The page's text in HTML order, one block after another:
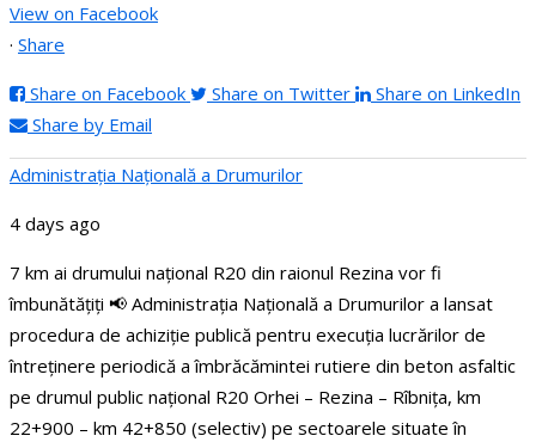
View on Facebook
· Share
Share on Facebook Share on Twitter
Share on LinkedIn
Share by Email
Administraţia Națională a Drumurilor
4 days ago
7 km ai drumului național R20 din raionul Rezina vor fi
îmbunătățiți 📢 Administrația Națională a Drumurilor a lansat
procedura de achiziție publică pentru execuția lucrărilor de
întreținere periodică a îmbrăcămintei rutiere din beton asfaltic
pe drumul public național R20 Orhei – Rezina – Rîbnița, km
22+900 – km 42+850 (selectiv) pe sectoarele situate în